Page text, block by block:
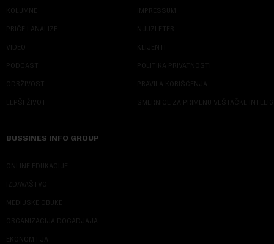
KOLUMNE
PRIČE I ANALIZE
VIDEO
PODCAST
ODRŽIVOST
LEPŠI ŽIVOT
IMPRESSUM
NJUZLETER
KLIJENTI
POLITIKA PRIVATNOSTI
PRAVILA KORIŠĆENJA
SMERNICE ZA PRIMENU VEŠTAČKE
BUSSINES INFO GROUP
ONLINE EDUKACIJE
IZDAVAŠTVO
MEDIJSKE OBUKE
ORGANIZACIJA DOGADJAJA
EKONOM I JA